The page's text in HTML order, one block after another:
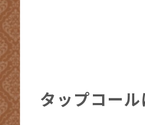
タップコー